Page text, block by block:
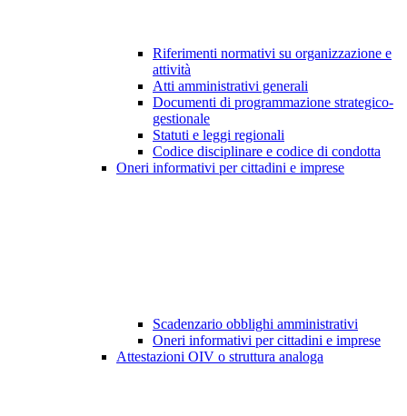
Riferimenti normativi su organizzazione e
attività
Atti amministrativi generali
Documenti di programmazione strategico-
gestionale
Statuti e leggi regionali
Codice disciplinare e codice di condotta
Oneri informativi per cittadini e imprese
Scadenzario obblighi amministrativi
Oneri informativi per cittadini e imprese
Attestazioni OIV o struttura analoga